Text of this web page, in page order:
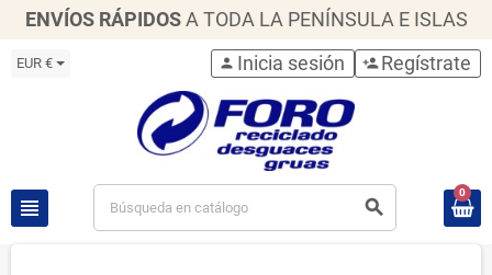
ENVÍOS RÁPIDOS A TODA LA PENÍNSULA E ISLAS
EUR €
view_headline search
person Inicia sesión person_add Regístrate
0